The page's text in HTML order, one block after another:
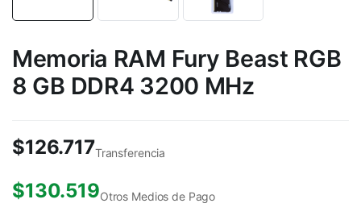
Memoria RAM Fury Beast RGB
8 GB DDR4 3200 MHz
$126.717Transferencia
$130.519Otros Medios de Pago